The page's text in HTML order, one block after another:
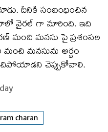
దీనికి సంబంధించిన
వైరల్ గా మారింది. ఇది
మంచి మనసు పై ప్రశంసల
మంచి మనసును అర్థం
చెప్పుకోవాలి.
ram charan